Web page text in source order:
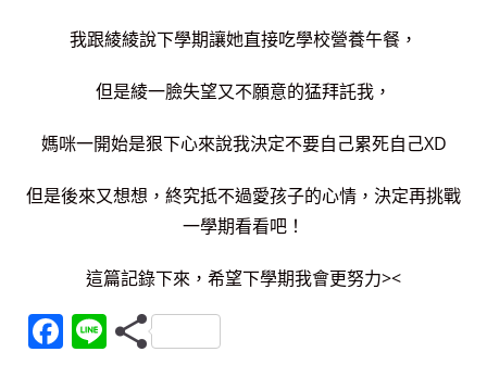
我跟綾綾說下學期讓她直接吃學校營養午餐，
但是綾一臉失望又不願意的猛拜託我，
媽咪一開始是狠下心來說我決定不要自己累死自己XD
但是後來又想想，終究抵不過愛孩子的心情， 決定再挑戰
一學期看看吧！
這篇記錄下來，希望下學期我會更努力><
F Li